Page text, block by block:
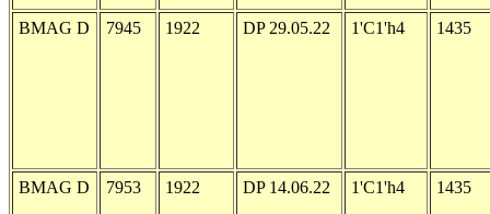
BMAG D 7945 1922 DP 29.05.22 1'C1'h4 1435
BMAG D 7953 1922 DP 14.06.22 1'C1'h4 1435